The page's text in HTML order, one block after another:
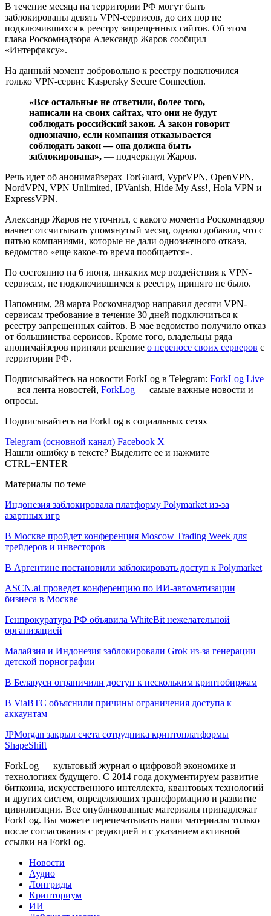
В течение месяца на территории РФ могут быть
заблокированы девять VPN-сервисов, до сих пор не
подключившихся к реестру запрещенных сайтов. Об этом
глава Роскомнадзора Александр Жаров сообщил
«Интерфаксу».
На данный момент добровольно к реестру подключился
только VPN-сервис Kaspersky Secure Connection.
«Все остальные не ответили, более того,
написали на своих сайтах, что они не будут
соблюдать российский закон. А закон говорит
однозначно, если компания отказывается
соблюдать закон — она должна быть
заблокирована», — подчеркнул Жаров.
Речь идет об анонимайзерах TorGuard, VyprVPN, OpenVPN,
NordVPN, VPN Unlimited, IPVanish, Hide My Ass!, Hola VPN и
ExpressVPN.
Александр Жаров не уточнил, с какого момента Роскомнадзор
начнет отсчитывать упомянутый месяц, однако добавил, что с
пятью компаниями, которые не дали однозначного отказа,
ведомство «еще какое-то время пообщается».
По состоянию на 6 июня, никаких мер воздействия к VPN-
сервисам, не подключившимся к реестру, принято не было.
Напомним, 28 марта Роскомнадзор направил десяти VPN-
сервисам требование в течение 30 дней подключиться к
реестру запрещенных сайтов. В мае ведомство получило отказ
от большинства сервисов. Кроме того, владельцы ряда
анонимайзеров приняли решение о переносе своих серверов с
территории РФ.
Подписывайтесь на новости ForkLog в Telegram: ForkLog Live
— вся лента новостей, ForkLog — самые важные новости и
опросы.
Подписывайтесь на ForkLog в социальных сетях
Telegram (основной канал) Facebook X
Нашли ошибку в тексте? Выделите ее и нажмите
CTRL+ENTER
Материалы по теме
Индонезия заблокировала платформу Polymarket из-за
азартных игр
В Москве пройдет конференция Moscow Trading Week для
трейдеров и инвесторов
В Аргентине постановили заблокировать доступ к Polymarket
ASCN.ai проведет конференцию по ИИ-автоматизации
бизнеса в Москве
Генпрокуратура РФ объявила WhiteBit нежелательной
организацией
Малайзия и Индонезия заблокировали Grok из-за генерации
детской порнографии
В Беларуси ограничили доступ к нескольким криптобиржам
В ViaBTC объяснили причины ограничения доступа к
аккаунтам
JPMorgan закрыл счета сотрудника криптоплатформы
ShapeShift
ForkLog — культовый журнал о цифровой экономике и
технологиях будущего. С 2014 года документируем развитие
биткоина, искусственного интеллекта, квантовых технологий
и других систем, определяющих трансформацию и развитие
цивилизации. Все опубликованные материалы принадлежат
ForkLog. Вы можете перепечатывать наши материалы только
после согласования с редакцией и с указанием активной
ссылки на ForkLog.
Новости
Аудио
Лонгриды
Крипториум
ИИ